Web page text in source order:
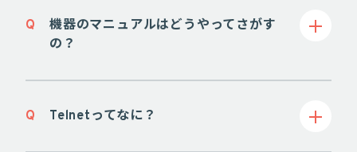
Q
機器のマニュアルはどうやってさがす
の？
Q Telnetってなに？